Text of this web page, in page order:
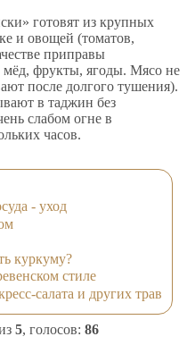
готовят из крупных
и овощей (томатов,
приправы
мёд, фрукты, ягоды. Мясо не
после долгого тушения).
в таджин без
слабом огне в
часов.
- уход
куркуму?
стиле
салата и других трав
5, голосов: 86